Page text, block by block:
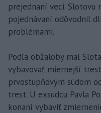
prejednaní veci.
pojednávaní odôvodnil
problémami.
Podľa obžaloby mal
vybavovať miernejší
prvostupňovým súdom
trest. U exsudcu Pavla
konaní vybaviť